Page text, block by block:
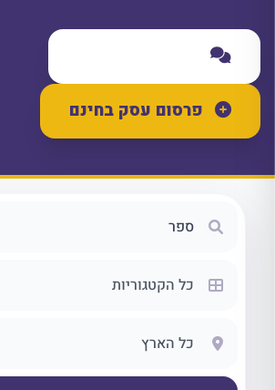
פרסום עסק בחינם